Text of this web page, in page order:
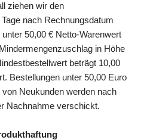
ziehen wir den
nach Rechnungsdatum
50,00 € Netto-Warenwert
in Höhe
beträgt 10,00
Bestellungen unter 50,00 Euro
Neukunden werden nach
Nachnahme verschickt.